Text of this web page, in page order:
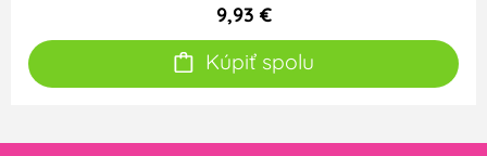
9,93 €
Kúpiť spolu